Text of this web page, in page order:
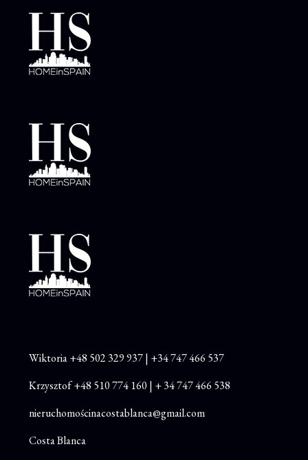
Wiktoria+48 502 329 937| +34 747 466 537
Krzysztof+48 510 774 160 | + 34 747 466 538
nieruchomościnacostablanca@gmail.com
Costa Blanca